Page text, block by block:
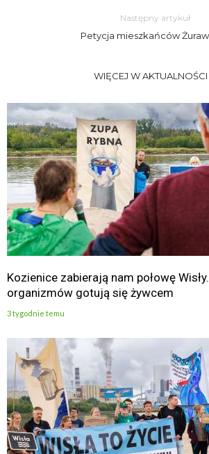
Następny artykuł
Petycja mieszkańców
WIĘCEJ W AKTUALNOŚCI
Kozienice zabierają nam połowę
organizmów gotują się żywcem
3 tygodnie temu